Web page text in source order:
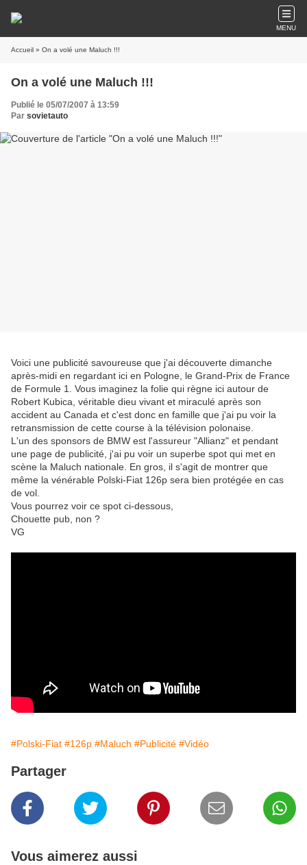
MENU
Accueil » On a volé une Maluch !!!
On a volé une Maluch !!!
Publié le 05/07/2007 à 13:59
Par sovietauto
Voici une publicité savoureuse que j'ai découverte dimanche
après-midi en regardant ici en Pologne, le Grand-Prix de France
de Formule 1. Vous imaginez la folie qui règne ici autour de
Robert Kubica, véritable dieu vivant et miraculé après son
accident au Canada et c'est donc en famille que j'ai pu voir la
retransmission de cette course à la télévision polonaise.
L'un des sponsors de BMW est l'assureur "Allianz" et pendant
une page de publicité, j'ai pu voir un superbe spot qui met en
scène la Maluch nationale. En gros, il s'agit de montrer que
même la vénérable Polski-Fiat 126p sera bien protégée en cas
de vol.
Vous pourrez voir ce spot ci-dessous,
Chouette pub, non ?
VG
#Polski-Fiat #126p #Maluch #Publicité #Vidéo
Partager
Vous aimerez aussi